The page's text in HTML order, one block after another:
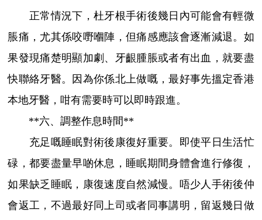
正常情況下，杜牙根手術後幾日內可能會有輕微
脹痛，尤其係咬嘢嗰陣，但痛感應該會逐漸減退。如
果發現痛楚明顯加劇、牙齦腫脹或者有出血，就要盡
快聯絡牙醫。因為你係北上做嘅，最好事先搵定香港
本地牙醫，咁有需要時可以即時跟進。
**六、調整作息時間**
充足嘅睡眠對術後康復好重要。即使平日生活忙
碌，都要盡量早啲休息，睡眠期間身體會進行修復，
如果缺乏睡眠，康復速度自然減慢。唔少人手術後仲
會返工，不過最好同上司或者同事講明，留返幾日做